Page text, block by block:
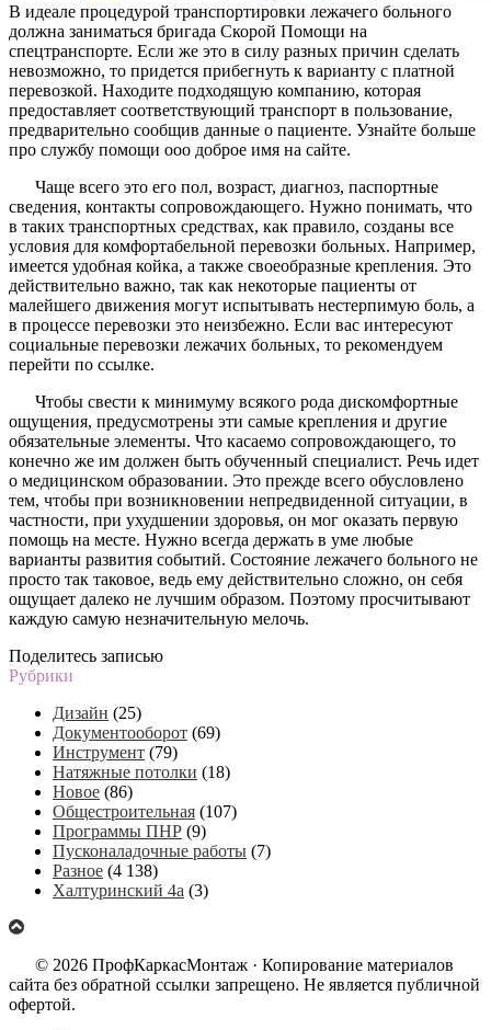
В идеале процедурой транспортировки лежачего больного
должна заниматься бригада Скорой Помощи на
спецтранспорте. Если же это в силу разных причин сделать
невозможно, то придется прибегнуть к варианту с платной
перевозкой. Находите подходящую компанию, которая
предоставляет соответствующий транспорт в пользование,
предварительно сообщив данные о пациенте. Узнайте больше
про службу помощи ооо доброе имя на сайте.
Чаще всего это его пол, возраст, диагноз, паспортные
сведения, контакты сопровождающего. Нужно понимать, что
в таких транспортных средствах, как правило, созданы все
условия для комфортабельной перевозки больных. Например,
имеется удобная койка, а также своеобразные крепления. Это
действительно важно, так как некоторые пациенты от
малейшего движения могут испытывать нестерпимую боль, а
в процессе перевозки это неизбежно. Если вас интересуют
социальные перевозки лежачих больных, то рекомендуем
перейти по ссылке.
Чтобы свести к минимуму всякого рода дискомфортные
ощущения, предусмотрены эти самые крепления и другие
обязательные элементы. Что касаемо сопровождающего, то
конечно же им должен быть обученный специалист. Речь идет
о медицинском образовании. Это прежде всего обусловлено
тем, чтобы при возникновении непредвиденной ситуации, в
частности, при ухудшении здоровья, он мог оказать первую
помощь на месте. Нужно всегда держать в уме любые
варианты развития событий. Состояние лежачего больного не
просто так таковое, ведь ему действительно сложно, он себя
ощущает далеко не лучшим образом. Поэтому просчитывают
каждую самую незначительную мелочь.
Поделитесь записью
Рубрики
Дизайн (25)
Документооборот (69)
Инструмент (79)
Натяжные потолки (18)
Новое (86)
Общестроительная (107)
Программы ПНР (9)
Пусконаладочные работы (7)
Разное (4 138)
Халтуринский 4а (3)
© 2026 ПрофКаркасМонтаж · Копирование материалов
сайта без обратной ссылки запрещено. Не является публичной
офертой.